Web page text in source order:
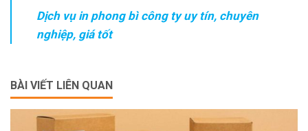
Dịch vụ in phong bì công ty uy tín, chuyên
nghiệp, giá tốt
BÀI VIẾT LIÊN QUAN